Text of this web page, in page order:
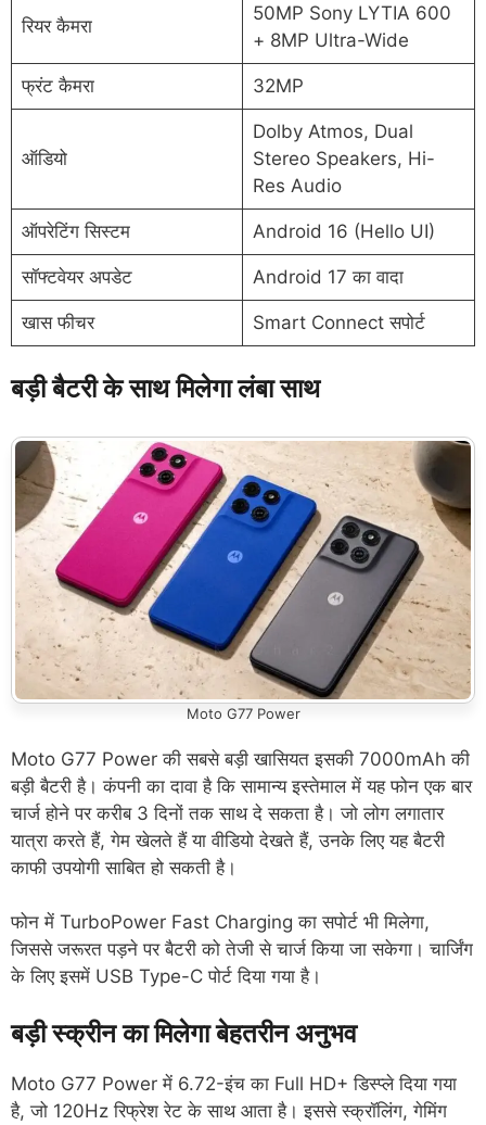
रियर कैमरा
50MP Sony LYTIA 600
+ 8MP Ultra-Wide
फ्रंट कैमरा 32MP
ऑडियो
Dolby Atmos, Dual
Stereo Speakers, Hi-
Res Audio
ऑपरेटिंग सिस्टम Android 16 (Hello UI)
सॉफ्टवेयर अपडेट Android 17 का वादा
खास फीचर Smart Connect सपोर्ट
बड़ी बैटरी के साथ मिलेगा लंबा साथ
Moto G77 Power
Moto G77 Power की सबसे बड़ी खासियत इसकी 7000mAh की
बड़ी बैटरी है। कंपनी का दावा है कि सामान्य इस्तेमाल में यह फोन एक बार
चार्ज होने पर करीब 3 दिनों तक साथ दे सकता है। जो लोग लगातार
यात्रा करते हैं, गेम खेलते हैं या वीडियो देखते हैं, उनके लिए यह बैटरी
काफी उपयोगी साबित हो सकती है।
फोन में TurboPower Fast Charging का सपोर्ट भी मिलेगा,
जिससे जरूरत पड़ने पर बैटरी को तेजी से चार्ज किया जा सकेगा। चार्जिंग
के लिए इसमें USB Type-C पोर्ट दिया गया है।
बड़ी स्क्रीन का मिलेगा बेहतरीन अनुभव
Moto G77 Power में 6.72-इंच का Full HD+ डिस्प्ले दिया गया
है, जो 120Hz रिफ्रेश रेट के साथ आता है। इससे स्क्रॉलिंग, गेमिंग